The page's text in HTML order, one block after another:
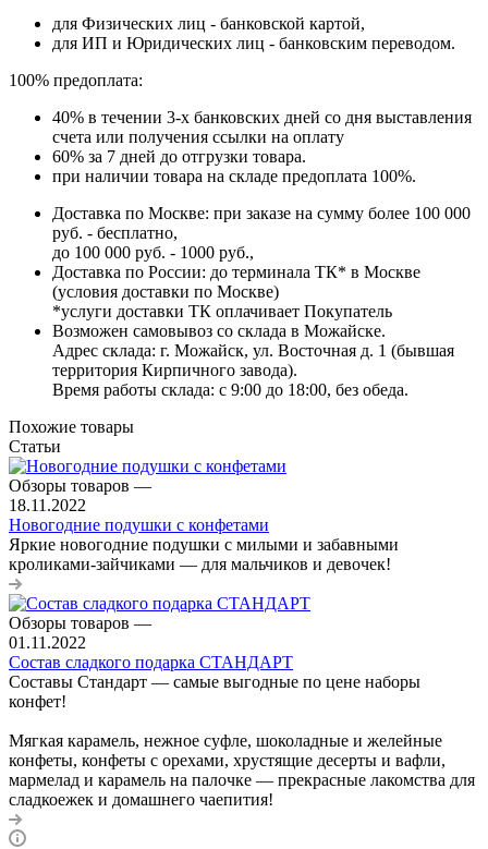
для Физических лиц - банковской картой,
для ИП и Юридических лиц - банковским переводом.
100% предоплата:
40% в течении 3-х банковских дней со дня выставления
счета или получения ссылки на оплату
60% за 7 дней до отгрузки товара.
при наличии товара на складе предоплата 100%.
Доставка по Москве: при заказе на сумму более 100 000
руб. - бесплатно,
до 100 000 руб. - 1000 руб.,
Доставка по России: до терминала ТК* в Москве
(условия доставки по Москве)
*услуги доставки ТК оплачивает Покупатель
Возможен самовывоз со склада в Можайске.
Адрес склада: г. Можайск, ул. Восточная д. 1 (бывшая
территория Кирпичного завода).
Время работы склада: с 9:00 до 18:00, без обеда.
Похожие товары
Статьи
Обзоры товаров —
18.11.2022
Новогодние подушки с конфетами
Яркие новогодние подушки с милыми и забавными
кроликами-зайчиками — для мальчиков и девочек!
Обзоры товаров —
01.11.2022
Состав сладкого подарка СТАНДАРТ
Составы Стандарт — самые выгодные по цене наборы
конфет!
Мягкая карамель, нежное суфле, шоколадные и желейные
конфеты, конфеты с орехами, хрустящие десерты и вафли,
мармелад и карамель на палочке — прекрасные лакомства для
сладкоежек и домашнего чаепития!